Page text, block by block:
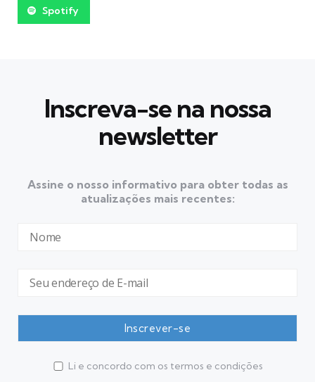
Spotify
Inscreva-se na nossa
newsletter
Assine o nosso informativo para obter todas as
atualizações mais recentes:
Li e concordo com os termos e condições